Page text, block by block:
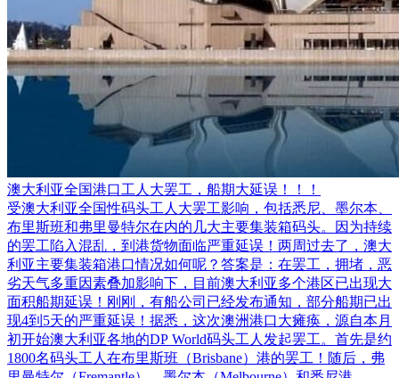
澳大利亚全国港口工人大罢工，船期大延误！！！
受澳大利亚全国性码头工人大罢工影响，包括悉尼、墨尔本、
布里斯班和弗里曼特尔在内的几大主要集装箱码头。因为持续
的罢工陷入混乱，到港货物面临严重延误！两周过去了，澳大
利亚主要集装箱港口情况如何呢？答案是：在罢工，拥堵，恶
劣天气多重因素叠加影响下，目前澳大利亚多个港区已出现大
面积船期延误！刚刚，有船公司已经发布通知，部分船期已出
现4到5天的严重延误！据悉，这次澳洲港口大瘫痪，源自本月
初开始澳大利亚各地的DP World码头工人发起罢工。首先是约
1800名码头工人在布里斯班（Brisbane）港的罢工！随后，弗